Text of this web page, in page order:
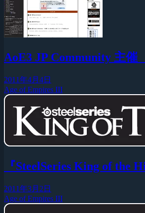
AoE3 JP Community 主
2011年4月4日
Age of Empires III
『SteelSeries King of the
2011年3月2日
Age of Empires III